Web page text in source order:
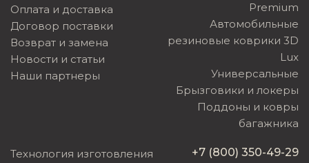
Оплата и доставка
Договор поставки
Возврат и замена
Новости и статьи
Наши партнеры
Premium
Автомобильные
резиновые коврики 3D
Lux
Универсальные
Брызговики и локеры
Поддоны и ковры
багажника
Технология изготовления
+7 (800) 350-49-29